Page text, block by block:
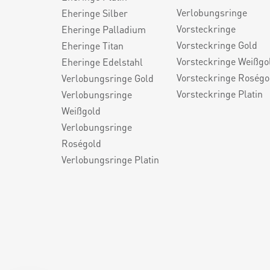
Eheringe Silber
Eheringe Palladium
Eheringe Titan
Eheringe Edelstahl
Verlobungsringe Gold
Verlobungsringe
Weißgold
Verlobungsringe
Roségold
Verlobungsringe Platin
Verlobungsringe
Vorsteckringe
Vorsteckringe Gold
Vorsteckringe
Vorsteckringe
Vorsteckringe Platin